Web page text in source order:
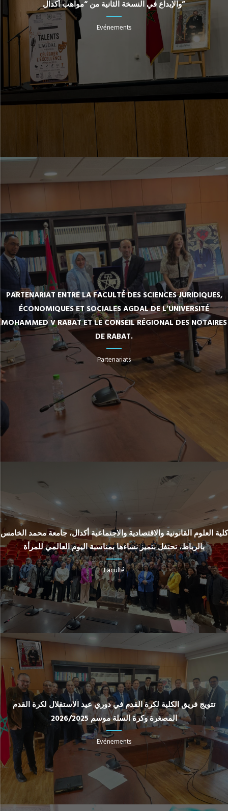
والإبداع في النسخة الثانية من “مواهب أكدال”
Evénements
PARTENARIAT ENTRE LA FACULTÉ DES SCIENCES JURIDIQUES,
ÉCONOMIQUES ET SOCIALES AGDAL DE L’UNIVERSITÉ
MOHAMMED V RABAT ET LE CONSEIL RÉGIONAL DES NOTAIRES
DE RABAT.
Partenariats
كلية العلوم القانونية والاقتصادية والاجتماعية أكدال، جامعة محمد الخامس
بالرباط، تحتفل بتميز نساءها بمناسبة اليوم العالمي للمرأة
Faculté
تتويج فريق الكلية لكرة القدم في دوري عيد الاستقلال لكرة القدم
المصغرة وكرة السلة موسم 2026/2025
Evénements